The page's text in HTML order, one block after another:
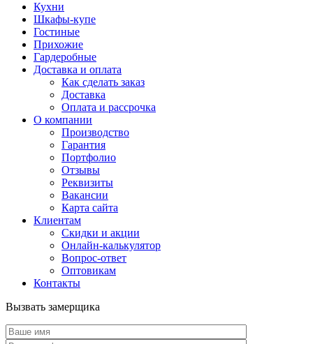
Кухни
Шкафы-купе
Гостиные
Прихожие
Гардеробные
Доставка и оплата
Как сделать заказ
Доставка
Оплата и рассрочка
О компании
Производство
Гарантия
Портфолио
Отзывы
Реквизиты
Вакансии
Карта сайта
Клиентам
Скидки и акции
Онлайн-калькулятор
Вопрос-ответ
Оптовикам
Контакты
Вызвать замерщика